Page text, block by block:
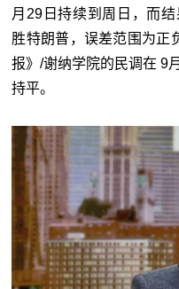
月29日持续到周日，而
胜特朗普，误差范围为正
报》/谢纳学院的民调在 9
持平。